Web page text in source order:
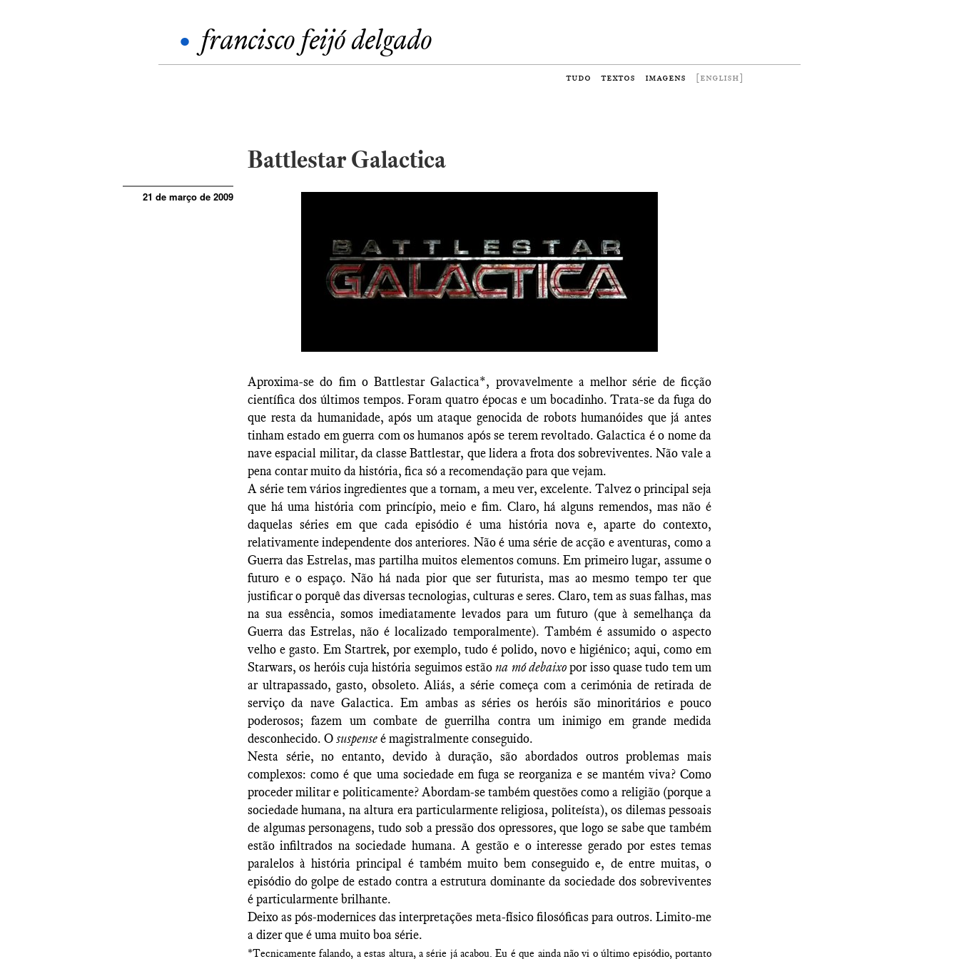
• francisco feijó delgado
tudo textos imagens [english]
Battlestar Galactica
21 de março de 2009
Aproxima-se do fim o Battlestar Galactica*, provavelmente a melhor série de ficção
científica dos últimos tempos. Foram quatro épocas e um bocadinho. Trata-se da fuga do
que resta da humanidade, após um ataque genocida de robots humanóides que já antes
tinham estado em guerra com os humanos após se terem revoltado. Galactica é o nome da
nave espacial militar, da classe Battlestar, que lidera a frota dos sobreviventes. Não vale a
pena contar muito da história, fica só a recomendação para que vejam.
A série tem vários ingredientes que a tornam, a meu ver, excelente. Talvez o principal seja
que há uma história com princípio, meio e fim. Claro, há alguns remendos, mas não é
daquelas séries em que cada episódio é uma história nova e, aparte do contexto,
relativamente independente dos anteriores. Não é uma série de acção e aventuras, como a
Guerra das Estrelas, mas partilha muitos elementos comuns. Em primeiro lugar, assume o
futuro e o espaço. Não há nada pior que ser futurista, mas ao mesmo tempo ter que
justificar o porquê das diversas tecnologias, culturas e seres. Claro, tem as suas falhas, mas
na sua essência, somos imediatamente levados para um futuro (que à semelhança da
Guerra das Estrelas, não é localizado temporalmente). Também é assumido o aspecto
velho e gasto. Em Startrek, por exemplo, tudo é polido, novo e higiénico; aqui, como em
Starwars, os heróis cuja história seguimos estãona mó debaixopor isso quase tudo tem um
ar ultrapassado, gasto, obsoleto. Aliás, a série começa com a cerimónia de retirada de
serviço da nave Galactica. Em ambas as séries os heróis são minoritários e pouco
poderosos; fazem um combate de guerrilha contra um inimigo em grande medida
desconhecido. Osuspenseé magistralmente conseguido.
Nesta série, no entanto, devido à duração, são abordados outros problemas mais
complexos: como é que uma sociedade em fuga se reorganiza e se mantém viva? Como
proceder militar e politicamente? Abordam-se também questões como a religião (porque a
sociedade humana, na altura era particularmente religiosa, politeísta), os dilemas pessoais
de algumas personagens, tudo sob a pressão dos opressores, que logo se sabe que também
estão infiltrados na sociedade humana. A gestão e o interesse gerado por estes temas
paralelos à história principal é também muito bem conseguido e, de entre muitas, o
episódio do golpe de estado contra a estrutura dominante da sociedade dos sobreviventes
é particularmente brilhante.
Deixo as pós-modernices das interpretações meta-físico filosóficas para outros. Limito-me
a dizer que é uma muito boa série.
*Tecnicamente falando, a estas altura, a série já acabou. Eu é que ainda não vi o último episódio, portanto